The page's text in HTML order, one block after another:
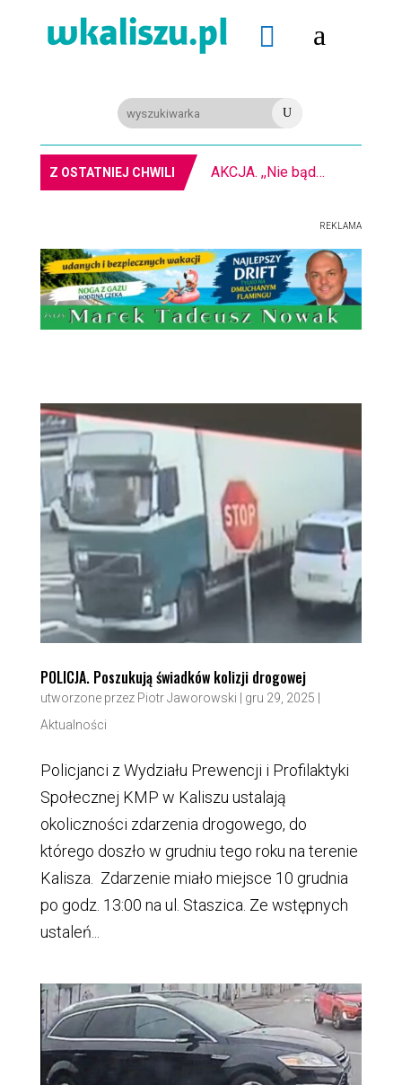
 a
U
Z OSTATNIEJ CHWILI PIŁKA RĘCZNA. Nowa bramkarka Szczypiorna. Grała w Norwegii
REKLAMA
POLICJA. Poszukują świadków kolizji drogowej
utworzone przez Piotr Jaworowski gru 29, 2025
Aktualności
Policjanci z Wydziału Prewencji i Profilaktyki
Społecznej KMP w Kaliszu ustalają
okoliczności zdarzenia drogowego, do
którego doszło w grudniu tego roku na terenie
Kalisza. Zdarzenie miało miejsce 10 grudnia
po godz. 13:00 na ul. Staszica. Ze wstępnych
ustaleń...